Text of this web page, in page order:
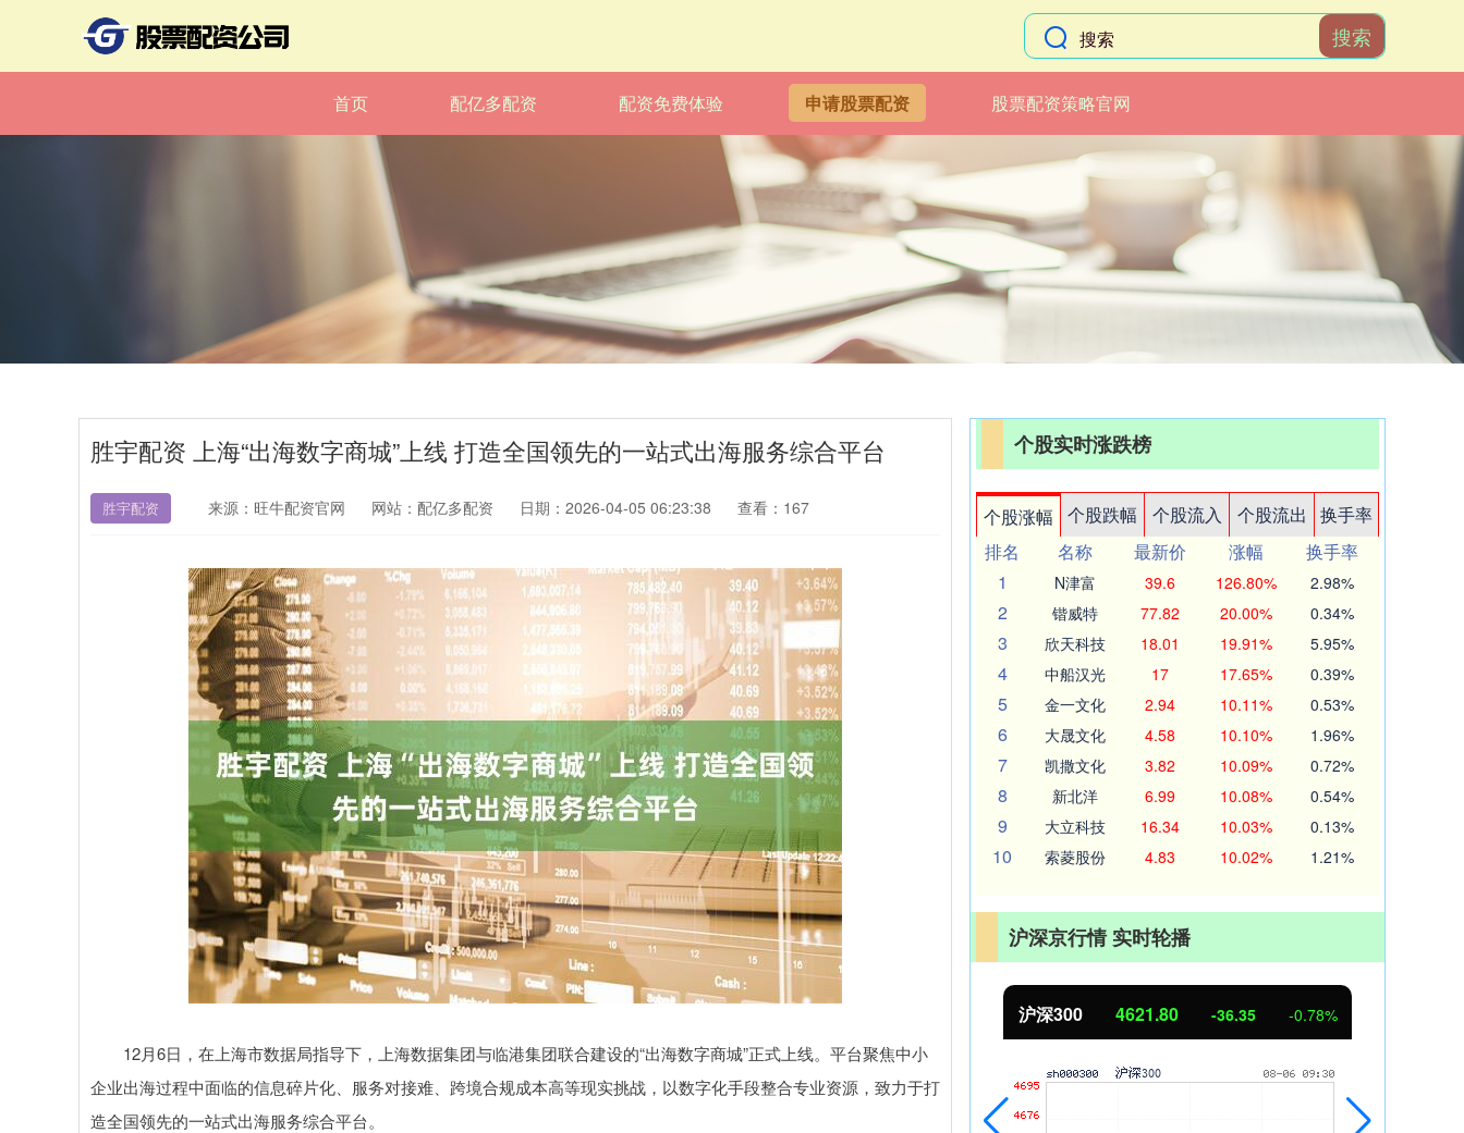
搜索
首页 配亿多配资 配资免费体验 申请股票配资 股票配资策略官网
胜宇配资 上海“出海数字商城”上线 打造全国领先的一站式出海服务综合平台
胜宇配资 来源：旺牛配资官网 网站：配亿多配资 日期：2026-04-05 06:23:38 查看：167
12月6日，在上海市数据局指导下，上海数据集团与临港集团联合建设的“出海数字商城”正式上线。平台聚焦中小
企业出海过程中面临的信息碎片化、服务对接难、跨境合规成本高等现实挑战，以数字化手段整合专业资源，致力于打
造全国领先的一站式出海服务综合平台。
个股实时涨跌榜
个股涨幅 个股跌幅 个股流入 个股流出
换手率
排名
名称 最新价 涨幅
换手率
1
N津富 39.6 126.80% 2.98%
2 锴威特 77.82 20.00% 0.34%
3 欣天科技 18.01 19.91% 5.95%
4 中船汉光 17 17.65% 0.39%
5 金一文化 2.94 10.11% 0.53%
6 大晟文化 4.58 10.10% 1.96%
7 凯撒文化 3.82 10.09% 0.72%
8 新北洋 6.99 10.08% 0.54%
9 大立科技 16.34 10.03% 0.13%
10 索菱股份 4.83 10.02% 1.21%
沪深京行情 实时轮播
北证50 1109.58 -9.88 -0.88%